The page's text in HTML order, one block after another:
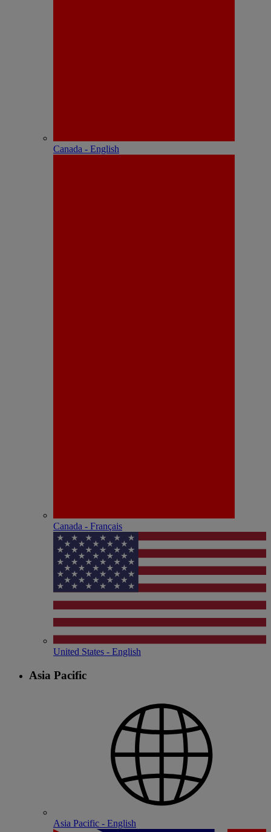
Canada - English
Canada - Français
United States - English
Asia Pacific
Asia Pacific - English